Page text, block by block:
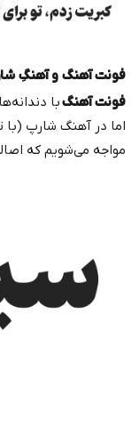
فونت آهنگ و آهنگِ
فونت آهنگبا
اما در آهنگ شارپ (با
مواجه می‌شویم که